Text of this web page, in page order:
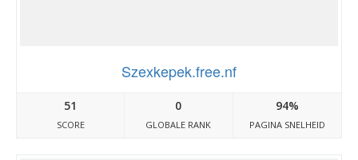
Szexkepek.free.nf
51
SCORE
0
GLOBALE RANK
94%
PAGINA SNELHEID